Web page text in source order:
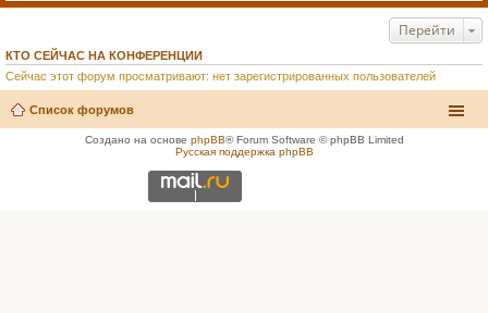
Перейти
КТО СЕЙЧАС НА КОНФЕРЕНЦИИ
Сейчас этот форум просматривают: нет зарегистрированных пользователей
Список форумов
Создано на основе phpBB® Forum Software © phpBB Limited
Русская поддержка phpBB